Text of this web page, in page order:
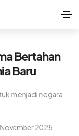
Bertahan
Baru
menjadi negara
2025